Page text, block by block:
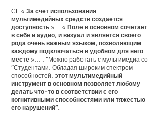
СГ « За счет использования
мультимедийных средств создается
доступность »… « Поле в основном сочетает
в себе и аудио, и визуал и является своего
рода очень важным языком, позволяющим
каждому подключаться в удобном для него
месте »... , "Можно работать с мультимедиа со
"Студентами. Обладая широким спектром
способностей, этот мультимедийный
инструмент в основном позволяет любому
делать что-то в соответствии с его
когнитивными способностями или тяжестью
его нарушений".